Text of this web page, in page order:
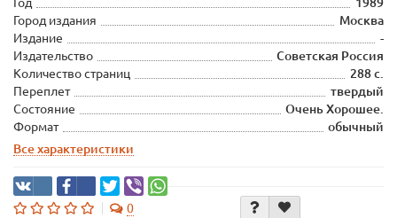
Город издания
Москва
Издание
-
Издательство
Советская Россия
Количество страниц
288 с.
Переплет
твердый
Состояние
Очень Хорошее.
Формат
обычный
Все характеристики
0